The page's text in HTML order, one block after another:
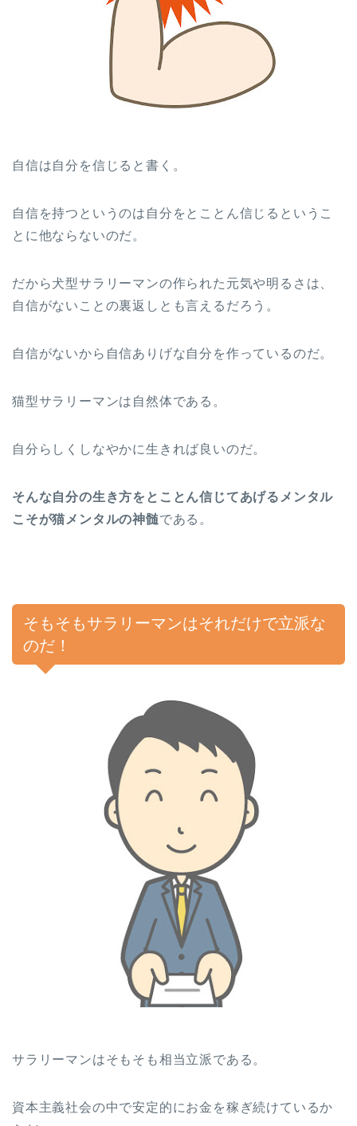
自信は自分を信じると書く。
自信を持つというのは自分をとことん信じるというこ
とに他ならないのだ。
だから犬型サラリーマンの作られた元気や明るさは、
自信がないことの裏返しとも言えるだろう。
自信がないから自信ありげな自分を作っているのだ。
猫型サラリーマンは自然体である。
自分らしくしなやかに生きれば良いのだ。
そんな自分の生き方をとことん信じてあげるメンタル
こそが猫メンタルの神髄である。
そもそもサラリーマンはそれだけで立派な
のだ！
サラリーマンはそもそも相当立派である。
資本主義社会の中で安定的にお金を稼ぎ続けているか